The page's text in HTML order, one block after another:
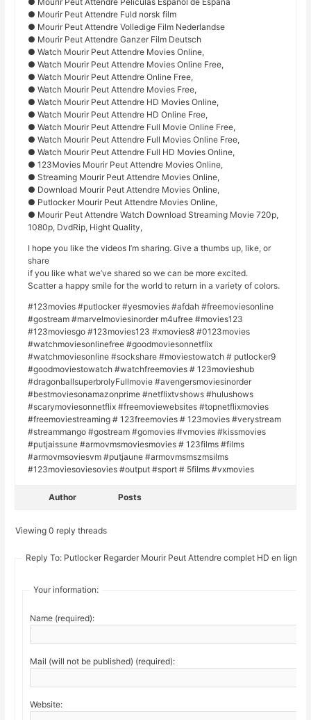
● Mourir Peut Attendre Fuld norsk film
● Mourir Peut Attendre Volledige Film Nederlandse
● Mourir Peut Attendre Ganzer Film Deutsch
● Watch Mourir Peut Attendre Movies Online,
● Watch Mourir Peut Attendre Movies Online Free,
● Watch Mourir Peut Attendre Online Free,
● Watch Mourir Peut Attendre Movies Free,
● Watch Mourir Peut Attendre HD Movies Online,
● Watch Mourir Peut Attendre HD Online Free,
● Watch Mourir Peut Attendre Full Movie Online Free,
● Watch Mourir Peut Attendre Full Movies Online Free,
● Watch Mourir Peut Attendre Full HD Movies Online,
● 123Movies Mourir Peut Attendre Movies Online,
● Streaming Mourir Peut Attendre Movies Online,
● Download Mourir Peut Attendre Movies Online,
● Putlocker Mourir Peut Attendre Movies Online,
● Mourir Peut Attendre Watch Download Streaming Movie 720p,
1080p, DvdRip, Hight Quality,
I hope you like the videos I’m sharing. Give a thumbs up, like, or
share
if you like what we’ve shared so we can be more excited.
Scatter a happy smile for the world to return in a variety of colors.
#123movies #putlocker #yesmovies #afdah #freemoviesonline
#gostream #marvelmoviesinorder m4ufree #movies123
#123moviesgo #123movies123 #xmovies8 #0123movies
#watchmoviesonlinefree #goodmoviesonnetflix
#watchmoviesonline #sockshare #moviestowatch # putlocker9
#goodmoviestowatch #watchfreemovies # 123movieshub
#dragonballsuperbrolyFullmovie #avengersmoviesinorder
#bestmoviesonamazonprime #netflixtvshows #hulushows
#scarymoviesonnetflix #freemoviewebsites #topnetflixmovies
#freemoviestreaming # 123freemovies # 123movies #verystream
#streammango #gostream #gomovies #vmovies #kissmovies
#putjaissune #armovmsmoviesmovies # 123films #films
#armovmsoviesvm #putjaune #armovmsmszmsilms
#123moviesoviesovies #output #sport # 5films #vxmovies
Author Posts
Viewing 0 reply threads
Reply To: Putlocker Regarder Mourir Peut Attendre complet HD en ligne
Your information:
Name (required):
Mail (will not be published) (required):
Website: